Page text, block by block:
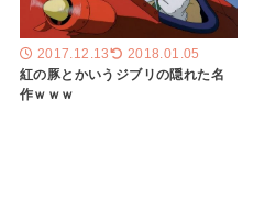
2017.12.13 2018.01.05
紅の豚とかいうジブリの隠れた名
作ｗｗｗ